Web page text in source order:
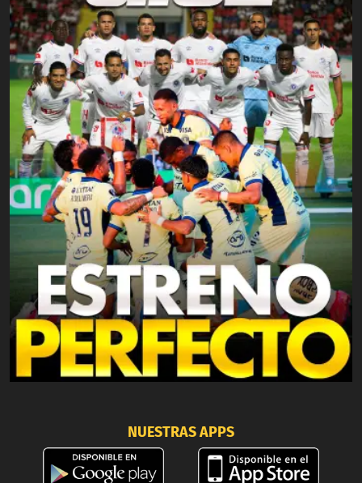
NUESTRAS APPS